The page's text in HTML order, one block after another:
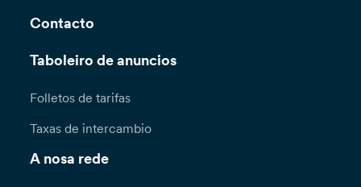
Contacto
Taboleiro de anuncios
Folletos de tarifas
Taxas de intercambio
A nosa rede